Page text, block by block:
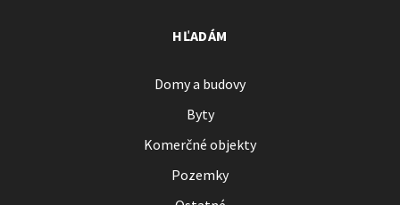
HĽADÁM
Domy a budovy
Byty
Komerčné objekty
Pozemky